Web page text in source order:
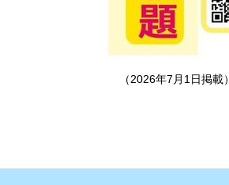
（2026年7月1日掲載）